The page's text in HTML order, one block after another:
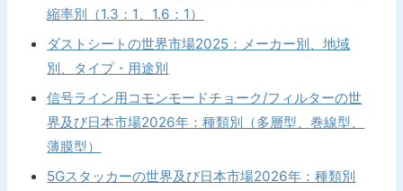
縮率別（1.3：1、1.6：1）
ダストシートの世界市場2025：メーカー別、地域
別、タイプ・用途別
信号ライン用コモンモードチョーク/フィルターの世
界及び日本市場2026年：種類別（多層型、巻線型、
薄膜型）
5Gスタッカーの世界及び日本市場2026年：種類別